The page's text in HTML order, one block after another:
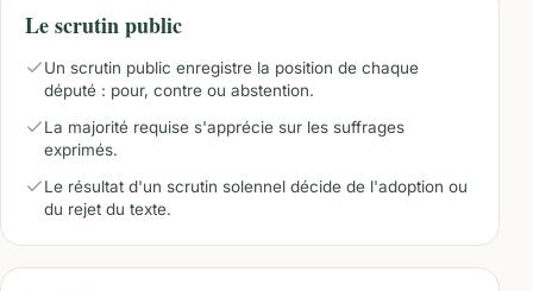
Le scrutin public
Un scrutin public enregistre la position de chaque
député : pour, contre ou abstention.
La majorité requise s'apprécie sur les suffrages
exprimés.
Le résultat d'un scrutin solennel décide de l'adoption ou
du rejet du texte.